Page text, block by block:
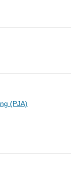
(PJA)